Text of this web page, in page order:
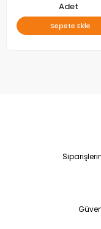
Adet
Sepete Ekle